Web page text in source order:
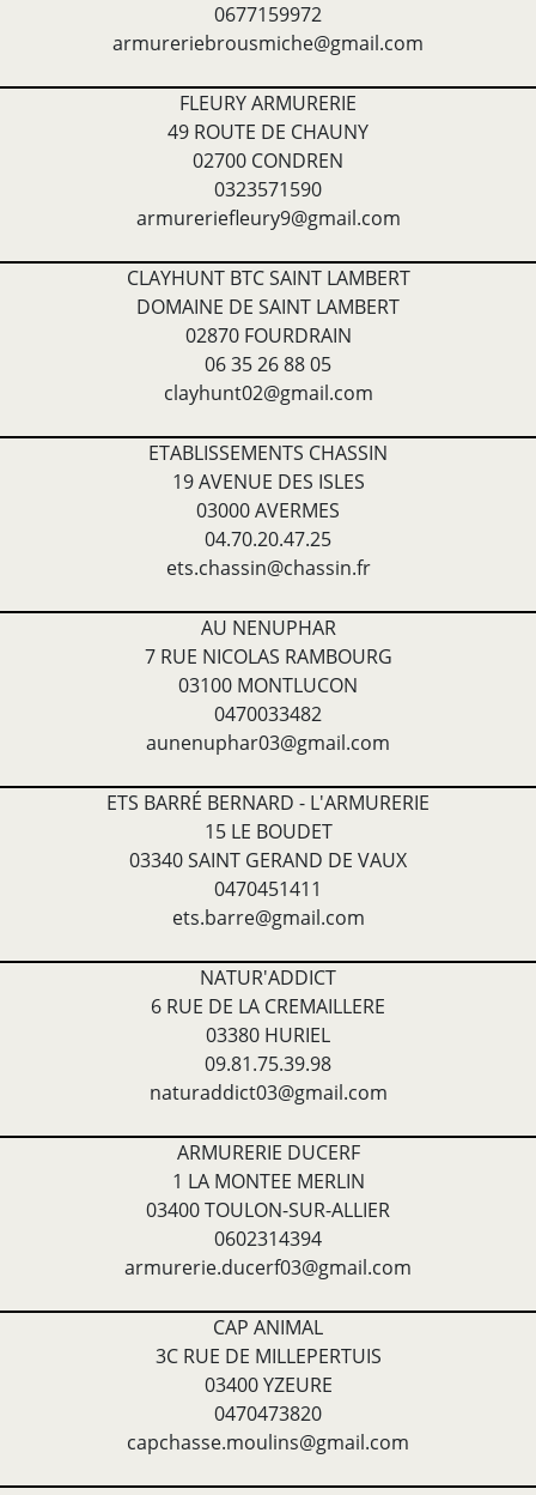
0677159972
armureriebrousmiche@gmail.com
FLEURY ARMURERIE
49 ROUTE DE CHAUNY
02700 CONDREN
0323571590
armureriefleury9@gmail.com
CLAYHUNT BTC SAINT LAMBERT
DOMAINE DE SAINT LAMBERT
02870 FOURDRAIN
06 35 26 88 05
clayhunt02@gmail.com
ETABLISSEMENTS CHASSIN
19 AVENUE DES ISLES
03000 AVERMES
04.70.20.47.25
ets.chassin@chassin.fr
AU NENUPHAR
7 RUE NICOLAS RAMBOURG
03100 MONTLUCON
0470033482
aunenuphar03@gmail.com
ETS BARRÉ BERNARD - L'ARMURERIE
15 LE BOUDET
03340 SAINT GERAND DE VAUX
0470451411
ets.barre@gmail.com
NATUR'ADDICT
6 RUE DE LA CREMAILLERE
03380 HURIEL
09.81.75.39.98
naturaddict03@gmail.com
ARMURERIE DUCERF
1 LA MONTEE MERLIN
03400 TOULON-SUR-ALLIER
0602314394
armurerie.ducerf03@gmail.com
CAP ANIMAL
3C RUE DE MILLEPERTUIS
03400 YZEURE
0470473820
capchasse.moulins@gmail.com